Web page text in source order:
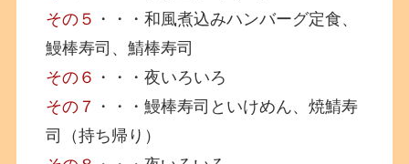
その５ ・・・和風煮込みハンバーグ定食、
鰻棒寿司、鯖棒寿司
その６ ・・・夜いろいろ
その７ ・・・鰻棒寿司といけめん、焼鯖寿
司（持ち帰り）